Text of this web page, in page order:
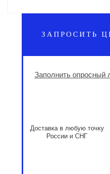
ЗАПРОСИТЬ
Заполнить опросный
Доставка в любую точку
России и СНГ